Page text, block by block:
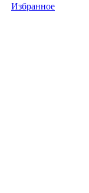
Избранное